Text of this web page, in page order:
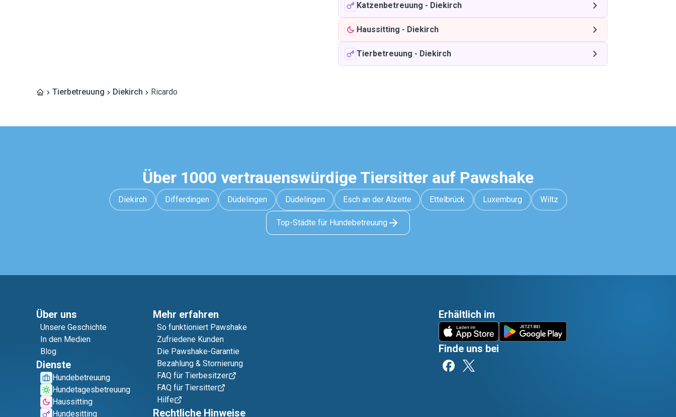
Katzenbetreuung - Diekirch
Haussitting - Diekirch
Tierbetreuung - Diekirch
Tierbetreuung Diekirch Ricardo
Über 1000 vertrauenswürdige Tiersitter auf Pawshake
Diekirch Differdingen Düdelingen Düdelingen Esch an der Alzette Ettelbrück Luxemburg Wiltz
Top-Städte für Hundebetreuung
Über uns
Unsere Geschichte
In den Medien
Blog
Dienste
Hundebetreuung
Hundetagesbetreuung
Haussitting
Hundesitting
Mehr erfahren
So funktioniert Pawshake
Zufriedene Kunden
Die Pawshake-Garantie
Bezahlung & Stornierung
FAQ für Tierbesitzer
FAQ für Tiersitter
Hilfe
Rechtliche Hinweise
Erhältlich im
Finde uns bei